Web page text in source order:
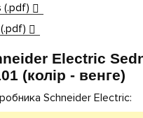
(.pdf)
Electric
(колір - венге)
Schneider Electric: